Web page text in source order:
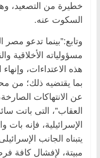
خطيرة من التصعيد،
السكوت عنه.
وتابع:”بينما تدعو
مسؤولياته الأخلاقية
هذه الاعتداءات،
بما يقتضيه ذلك؛ من
عن الانتهاكات
العقاب”، التى باتت
الإسرائيلية، فإنه بات
يتبناه الجانب
مبيتة، لإفشال كافة